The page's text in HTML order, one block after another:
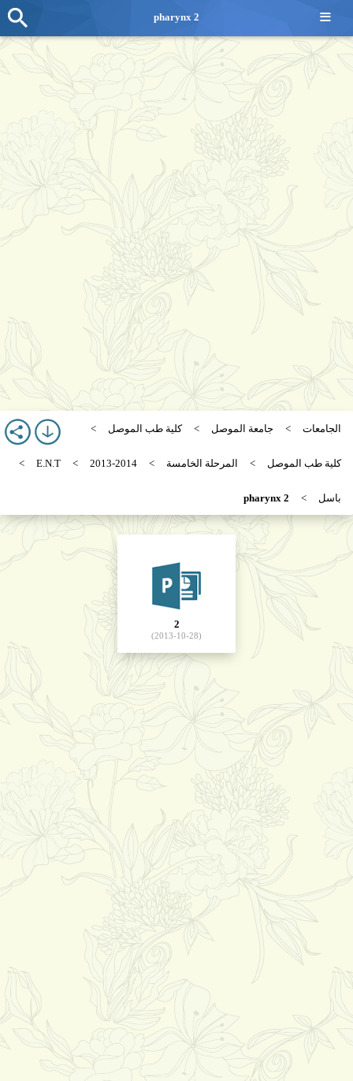
الجامعات جامعة الموصل كلية طب الموصل
كلية طب الموصل المرحلة الخامسة 2013-2014
E.N.T
باسل pharynx 2
2
(2013-10-28)
≡
pharynx 2